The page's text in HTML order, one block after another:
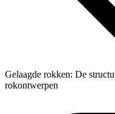
Gelaagde rokken: De
rokontwerpen